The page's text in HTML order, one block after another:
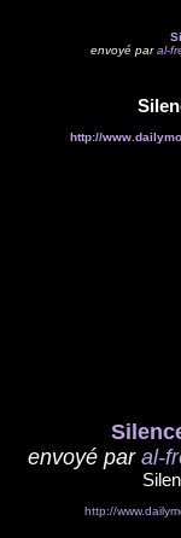
envoyé paral-
http://
envoyé par al-
http://